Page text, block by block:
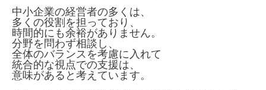
中小企業の経営者の多くは、
多くの役割を担っており、
時間的にも余裕がありません。
分野を問わず相談し、
全体のバランスを考慮に入れて
統合的な視点での支援は、
意味があると考えています。